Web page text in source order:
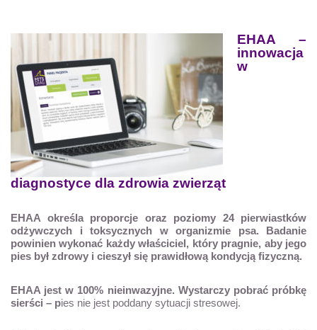
EHAA –
innowacja
w
diagnostyce dla zdrowia zwierząt
EHAA określa proporcje oraz poziomy 24 pierwiastków
odżywczych i toksycznych w organizmie psa. Badanie
powinien wykonać każdy właściciel, który pragnie, aby jego
pies był zdrowy i cieszył się prawidłową kondycją fizyczną.
EHAA jest w 100% nieinwazyjne. Wystarczy pobrać próbkę
sierści – pies nie jest poddany sytuacji stresowej.